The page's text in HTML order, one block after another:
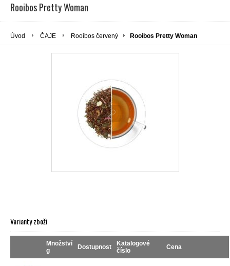
Rooibos Pretty Woman
Úvod ČAJE Rooibos červený Rooibos Pretty Woman
Varianty zboží
Množství
g
Dostupnost
Katalogové
číslo
Cena